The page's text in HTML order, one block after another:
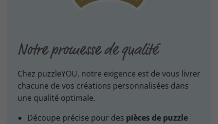
Notre promesse de qualité
Chez puzzleYOU, notre exigence est de vous livrer
chacune de vos créations personnalisées dans
une qualité optimale.
Découpe précise pour des pièces de puzzle